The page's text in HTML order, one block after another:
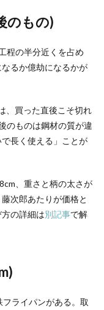
のもの)
程の半分近くを占め
るか億劫になるかが
、買った直後こそ切れ
のものは鋼材の質が違
長く使える」ことが
、重さと柄の太さが
次郎あたりが価格と
の詳細は別記事で解
ライパンがある。取